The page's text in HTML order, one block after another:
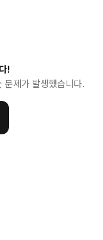
!
문제가 발생했습니다.